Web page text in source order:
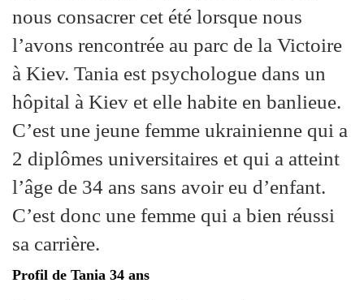
nous consacrer cet été lorsque nous
l’avons rencontrée au parc de la Victoire
à Kiev. Tania est psychologue dans un
hôpital à Kiev et elle habite en banlieue.
C’est une jeune femme ukrainienne qui a
2 diplômes universitaires et qui a atteint
l’âge de 34 ans sans avoir eu d’enfant.
C’est donc une femme qui a bien réussi
sa carrière.
Profil de Tania 34 ans